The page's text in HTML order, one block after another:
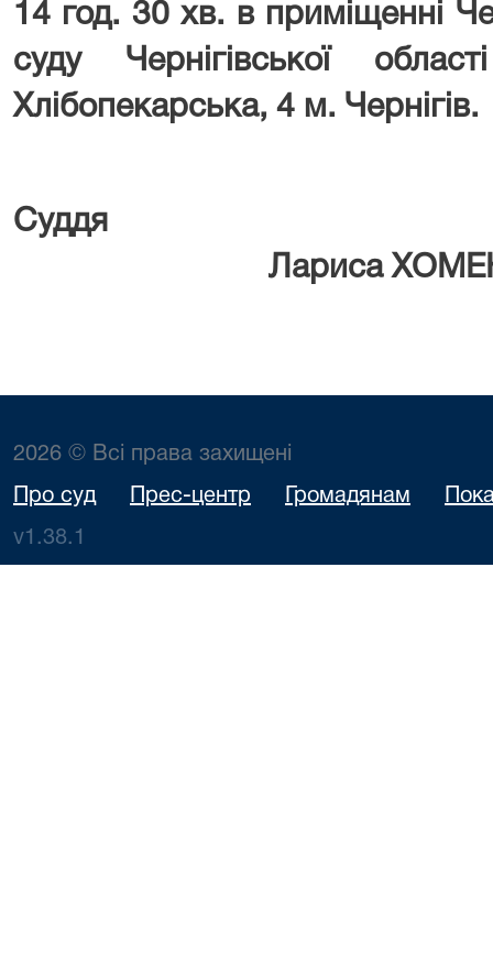
14 год. 30 хв. в приміщенні
суду Чернігівської
Хлібопекарська, 4 м. Чернігів.
Лариса
2026 © Всі права захищені
Про суд Прес-центр Громадянам
v1.38.1